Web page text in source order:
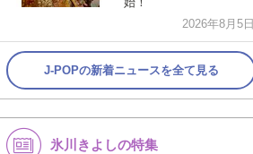
2026年8月5日
J-POPの新着ニュースを全て見る
氷川きよしの特集